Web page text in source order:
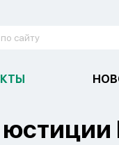
юстиции